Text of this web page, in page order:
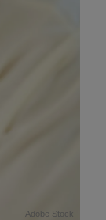
Adobe Stock